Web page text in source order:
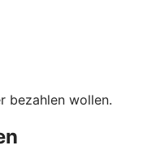
bezahlen wollen.